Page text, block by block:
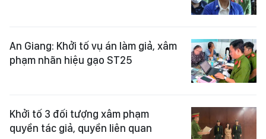
An Giang: Khởi tố vụ án làm giả, xâm
phạm nhãn hiệu gạo ST25
Khởi tố 3 đối tượng xâm phạm
quyền tác giả, quyền liên quan